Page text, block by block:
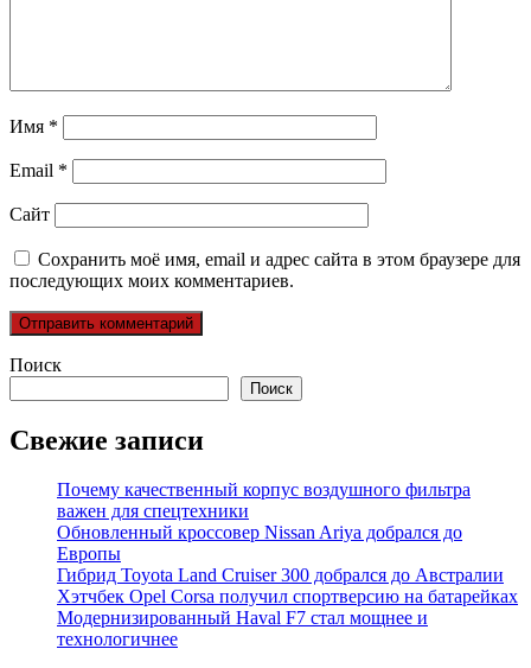
Имя *
Email *
Сайт
Сохранить моё имя, email и адрес сайта в этом браузере для
последующих моих комментариев.
Поиск
Поиск
Свежие записи
Почему качественный корпус воздушного фильтра
важен для спецтехники
Обновленный кроссовер Nissan Ariya добрался до
Европы
Гибрид Toyota Land Cruiser 300 добрался до Австралии
Хэтчбек Opel Corsa получил спортверсию на батарейках
Модернизированный Haval F7 стал мощнее и
технологичнее